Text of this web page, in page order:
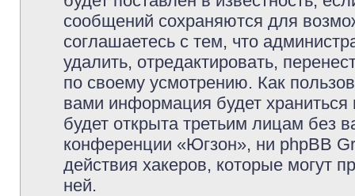
сообщений сохраняются для
соглашаетесь с тем, что
удалить, отредактировать,
по своему усмотрению. Как
вами информация будет
будет открыта третьим лицам без
конференции «Югзон», ни phpBB
действия хакеров, которые могут
ней.